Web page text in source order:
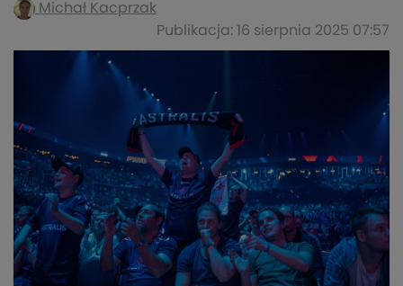
Michał Kacprzak
Publikacja: 16 sierpnia 2025 07:57